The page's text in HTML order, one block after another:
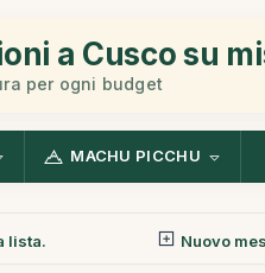
a Cusco su
per ogni budget
MACHU PICCHU
lista. Nuovo